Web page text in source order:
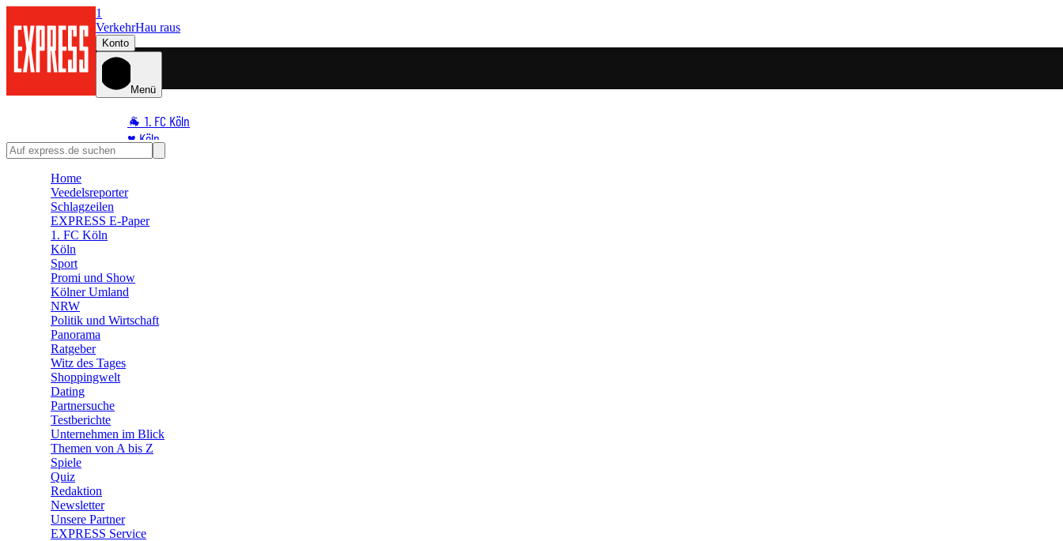
1
VerkehrHau raus
Konto
Menü
🐐 1. FC Köln
♥️ Köln
⭐ Promi
🛒 Shoppingwelt
🧩 Spiele
Home
Veedelsreporter
Schlagzeilen
EXPRESS E-Paper
1. FC Köln
Köln
Sport
Promi und Show
Kölner Umland
NRW
Politik und Wirtschaft
Panorama
Ratgeber
Witz des Tages
Shoppingwelt
Dating
Partnersuche
Testberichte
Unternehmen im Blick
Themen von A bis Z
Spiele
Quiz
Redaktion
Newsletter
Unsere Partner
EXPRESS Service